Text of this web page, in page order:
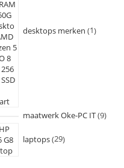
desktops merken 1
maatwerk Oke-PC IT 9
laptops 29